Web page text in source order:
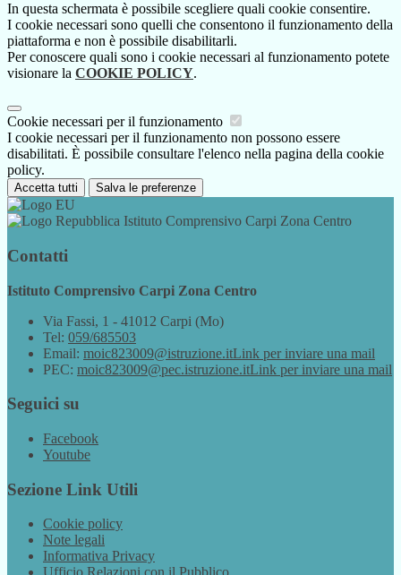
In questa schermata è possibile scegliere quali cookie consentire.
I cookie necessari sono quelli che consentono il funzionamento della
piattaforma e non è possibile disabilitarli.
Per conoscere quali sono i cookie necessari al funzionamento potete
visionare la COOKIE POLICY.
Cookie necessari per il funzionamento
I cookie necessari per il funzionamento non possono essere
disabilitati. È possibile consultare l'elenco nella pagina della cookie
policy.
Accetta tutti Salva le preferenze
Istituto Comprensivo Carpi Zona Centro
Contatti
Istituto Comprensivo Carpi Zona Centro
Via Fassi, 1 - 41012 Carpi (Mo)
Tel: 059/685503
Email: moic823009@istruzione.itLink per inviare una mail
PEC: moic823009@pec.istruzione.itLink per inviare una mail
Seguici su
Facebook
Youtube
Sezione Link Utili
Cookie policy
Note legali
Informativa Privacy